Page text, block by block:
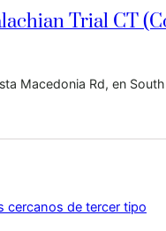
Trial CT
Macedonia Rd, en